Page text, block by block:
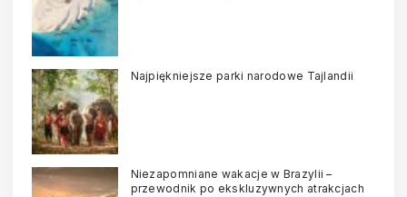
Najpiękniejsze parki narodowe Tajlandii
Niezapomniane wakacje w Brazylii –
przewodnik po ekskluzywnych atrakcjach